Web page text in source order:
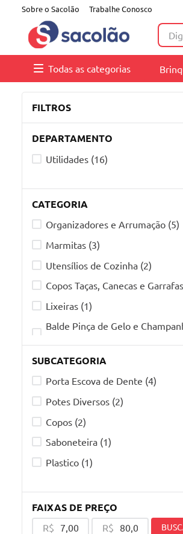
Sobre o Sacolão Trabalhe Conosco
Todas as categorias
FILTROS
DEPARTAMENTO
Utilidades (16)
CATEGORIA
Organizadores e Arrumação (5)
Marmitas (3)
Utensílios de Cozinha (2)
Copos Taças, Canecas e Garrafas
Lixeiras (1)
Balde Pinça de Gelo e
Acessórios de Banheiro
SUBCATEGORIA
Porta Escova de Dente (4)
Potes Diversos (2)
Copos (2)
Saboneteira (1)
Plastico (1)
FAIXAS DE PREÇO
R$ R$